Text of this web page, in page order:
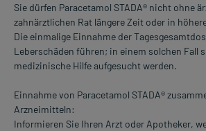
Sie dürfen Paracetamol STADA® nicht ohne
zahnärztlichen Rat längere Zeit oder in
Die einmalige Einnahme der
Leberschäden führen; in einem solchen Fall
medizinische Hilfe aufgesucht werden.
Einnahme von Paracetamol STADA®
Arzneimitteln:
Informieren Sie Ihren Arzt oder Apotheker,